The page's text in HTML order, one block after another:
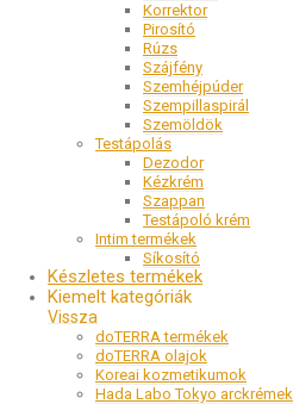
Korrektor
Pirosító
Rúzs
Szájfény
Szemhéjpúder
Szempillaspirál
Szemöldök
Testápolás
Dezodor
Kézkrém
Szappan
Testápoló krém
Intim termékek
Síkosító
Készletes termékek
Kiemelt kategóriák
doTERRA termékek
doTERRA olajok
Koreai kozmetikumok
Hada Labo Tokyo arckrémek